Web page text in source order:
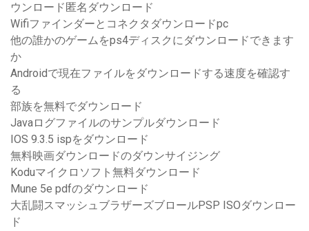
ウンロード匿名ダウンロード
Wifiファインダーとコネクタダウンロードpc
他の誰かのゲームをps4ディスクにダウンロードできます
か
Androidで現在ファイルをダウンロードする速度を確認す
る
部族を無料でダウンロード
Javaログファイルのサンプルダウンロード
IOS 9.3.5 ispをダウンロード
無料映画ダウンロードのダウンサイジング
Koduマイクロソフト無料ダウンロード
Mune 5e pdfのダウンロード
大乱闘スマッシュブラザーズブロールPSP ISOダウンロー
ド